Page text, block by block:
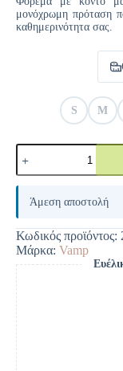
μονόχρωμη πρόταση
καθημερινότητα σας.
S M
A
e
r
n
a
t
i
v
e
:
Άμεση αποστολή
Κωδικός προϊόντος:
Μάρκα: Vamp